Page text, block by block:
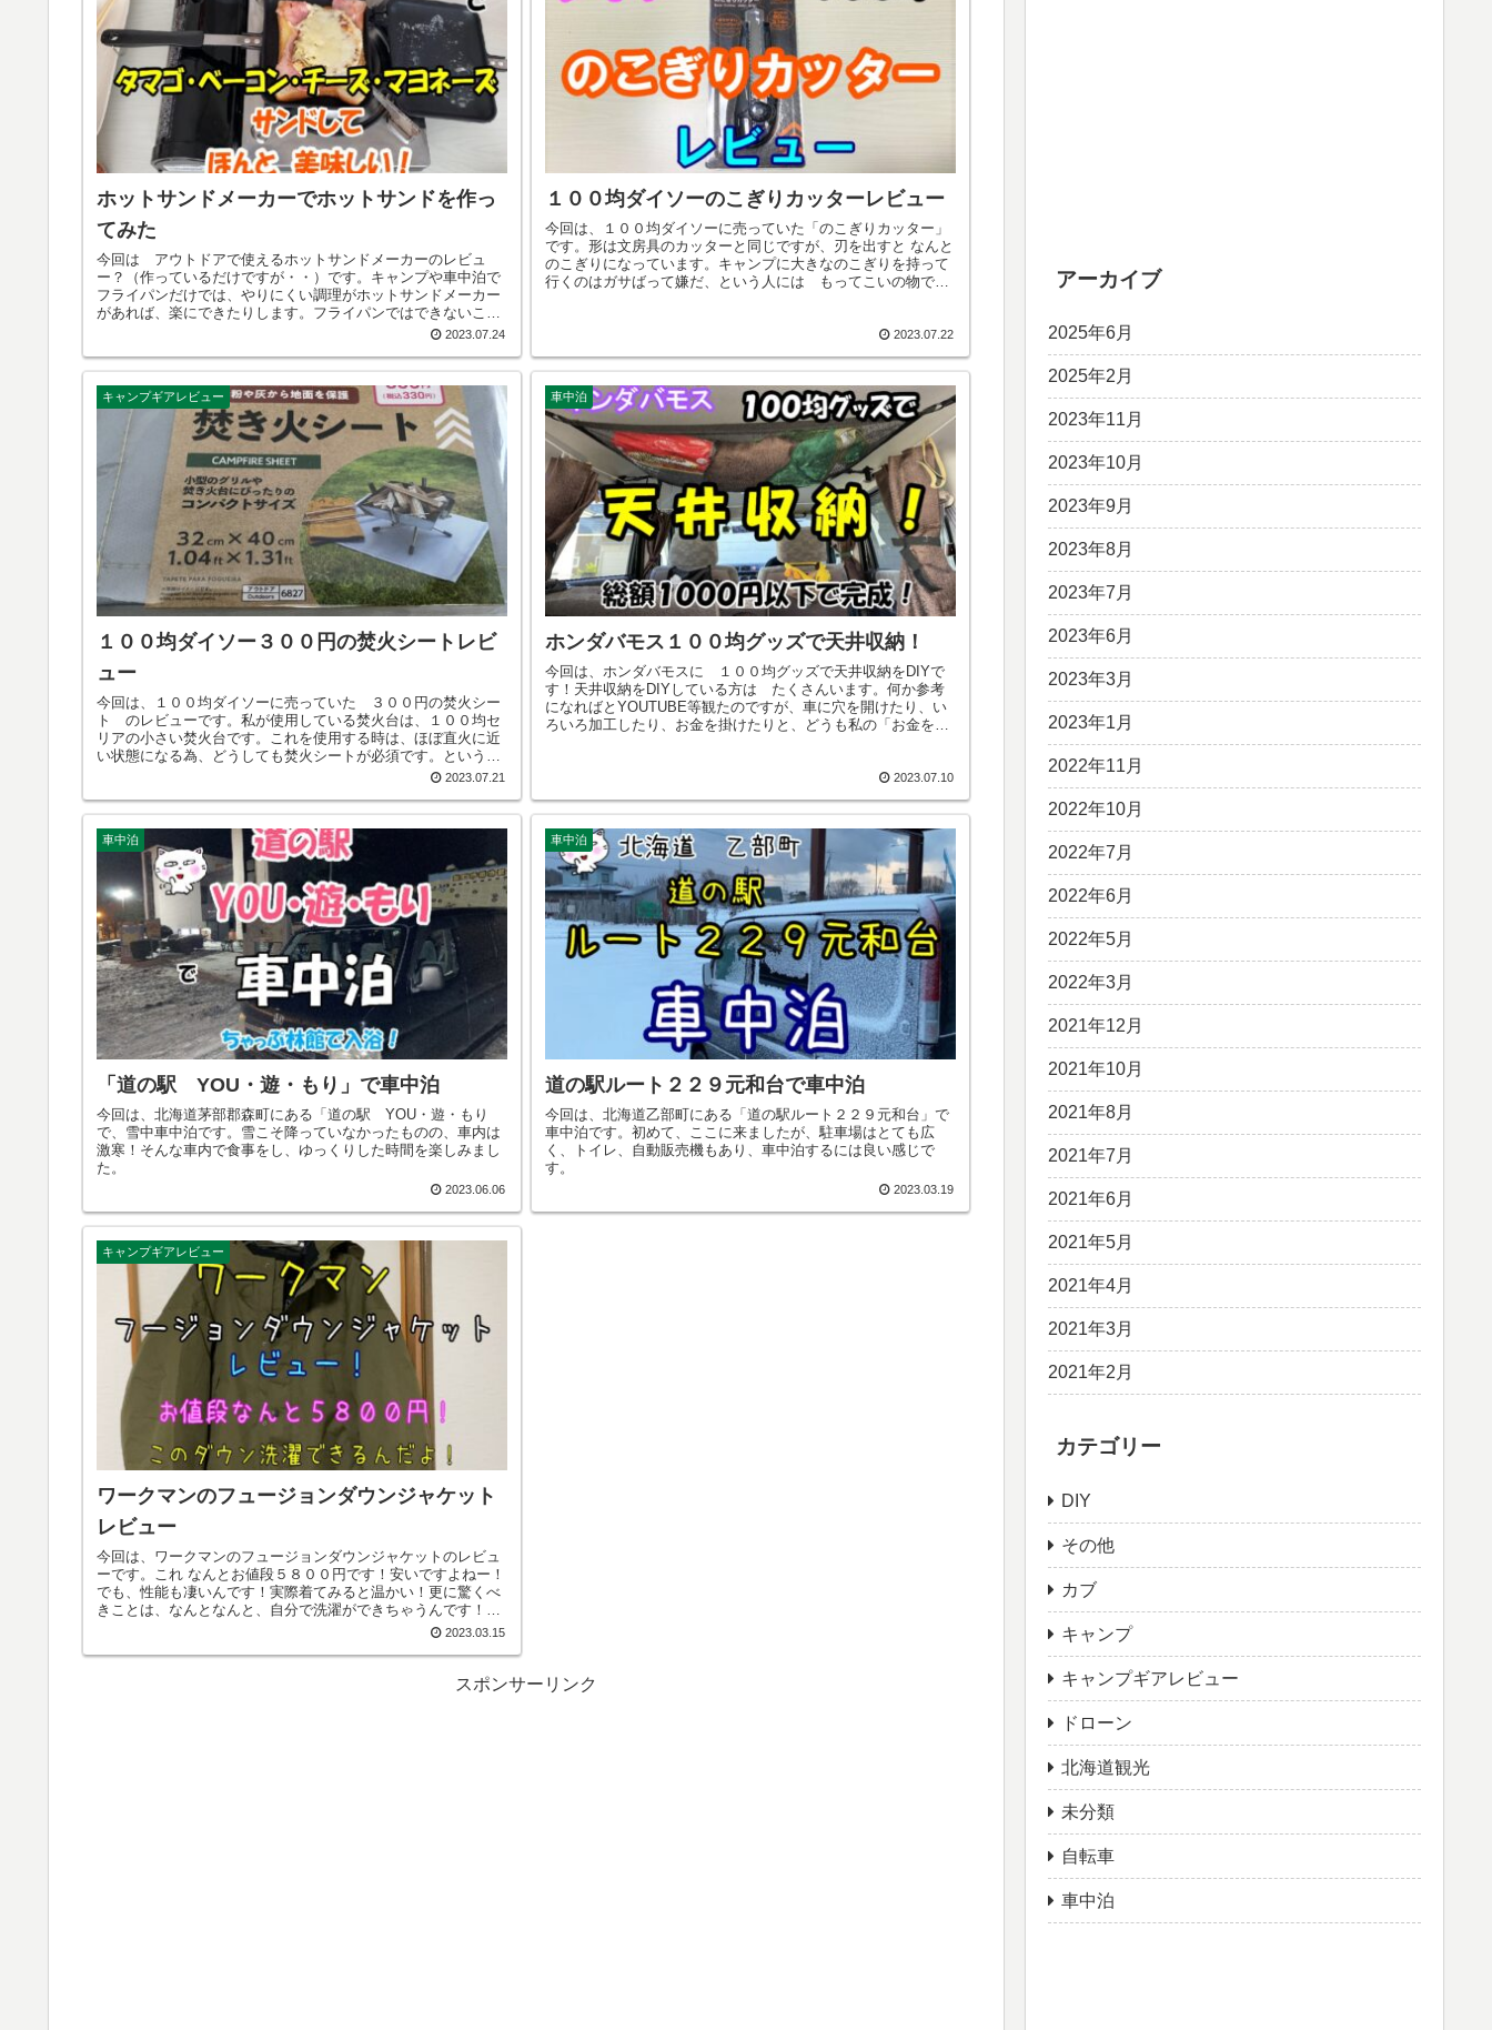
ホットサンドメーカーでホットサンドを作っ
てみた
今回は アウトドアで使えるホットサンドメーカーのレビュ
ー？（作っているだけですが・・）です。キャンプや車中泊で
フライパンだけでは、やりにくい調理がホットサンドメーカー
があれば、楽にできたりします。フライパンではできないこと
ができる、というのが魅力です。ということで、ホットサンド
2023.07.24
１００均ダイソーのこぎりカッターレビュー
今回は、１００均ダイソーに売っていた「のこぎりカッター」
です。形は文房具のカッターと同じですが、刃を出すと なんと
のこぎりになっています。キャンプに大きなのこぎりを持って
行くのはガサばって嫌だ、という人には もってこいの物では
2023.07.22
キャンプギアレビュー
１００均ダイソー３００円の焚火シートレビ
ュー
今回は、１００均ダイソーに売っていた ３００円の焚火シー
ト のレビューです。私が使用している焚火台は、１００均セ
リアの小さい焚火台です。これを使用する時は、ほぼ直火に近
い状態になる為、どうしても焚火シートが必須です。というの
も、今は ほとんどのキャンプ場で直火禁止になっています。そ
普通に売っているメーカーの物を購入しようかと考えていたと
ころ、１００均ダイソーで３００円で、しっかりした感じの焚
火シートが売っているではありませんか！これは とりあえず
買うしかない。試すしかない。と思い購入しました。そのレビ
ューとなります。結果はいかに？
2023.07.21
車中泊
ホンダバモス１００均グッズで天井収納！
今回は、ホンダバモスに １００均グッズで天井収納をDIYで
す！天井収納をDIYしている方は たくさんいます。何か参考
になればとYOUTUBE等観たのですが、車に穴を開けたり、い
ろいろ加工したり、お金を掛けたりと、どうも私の「お金を掛
YOUTUBEで１００均グッズを使ってDIYしている方も多かっ
た。私には、どうもそれが安っぽく見えてしまい嫌だったの
で、とりあえずは お店に行って見てみようと出かけたところ、
何とも私の理想ピッタリの物が安く購入でき、簡単につけるこ
とができました。バモスじゃなくても、取りつけることができ
るやり方だと思います。このブログが 皆様の参考になれば幸
いです。
2023.07.10
車中泊
「道の駅 YOU・遊・もり」で車中泊
今回は、北海道茅部郡森町にある「道の駅 YOU・遊・もり
で、雪中車中泊です。雪こそ降っていなかったものの、車内は
激寒！そんな車内で食事をし、ゆっくりした時間を楽しみまし
た。
2023.06.06
車中泊
道の駅ルート２２９元和台で車中泊
今回は、北海道乙部町にある「道の駅ルート２２９元和台」で
車中泊です。初めて、ここに来ましたが、駐車場はとても広
く、トイレ、自動販売機もあり、車中泊するには良い感じで
す。
2023.03.19
キャンプギアレビュー
ワークマンのフュージョンダウンジャケット
レビュー
今回は、ワークマンのフュージョンダウンジャケットのレビュ
ーです。これ なんとお値段５８００円です！安いですよねー！
でも、性能も凄いんです！実際着てみると温かい！更に驚くべ
きことは、なんとなんと、自分で洗濯ができちゃうんです！ダ
ウンジャケットですよ？普通はクリーニングしかダメですよ
す！とにかくおススメなので、紹介します！
2023.03.15
スポンサーリンク
アーカイブ
2025年6月
2025年2月
2023年11月
2023年10月
2023年9月
2023年8月
2023年7月
2023年6月
2023年3月
2023年1月
2022年11月
2022年10月
2022年7月
2022年6月
2022年5月
2022年3月
2021年12月
2021年10月
2021年8月
2021年7月
2021年6月
2021年5月
2021年4月
2021年3月
2021年2月
カテゴリー
DIY
その他
カブ
キャンプ
キャンプギアレビュー
ドローン
北海道観光
未分類
自転車
車中泊